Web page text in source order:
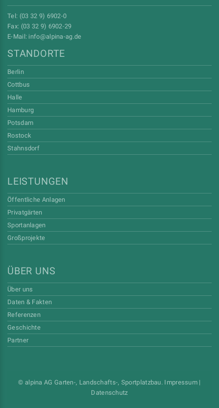
Tel: (03 32 9) 6902-0
Fax: (03 32 9) 6902-29
E-Mail: info@alpina-ag.de
STANDORTE
Berlin
Cottbus
Halle
Hamburg
Potsdam
Rostock
Stahnsdorf
LEISTUNGEN
Öffentliche Anlagen
Privatgärten
Sportanlagen
Großprojekte
ÜBER UNS
Über uns
Daten & Fakten
Referenzen
Geschichte
Partner
© alpina AG Garten-, Landschafts-, Sportplatzbau. Impressum |
Datenschutz